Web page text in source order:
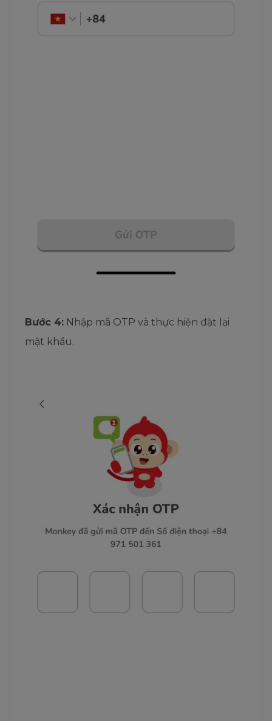
Bước 4: Nhập mã OTP và thực hiện đặt lại
mật khẩu.